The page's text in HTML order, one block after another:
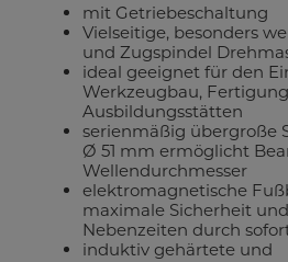
mit Getriebeschaltung
Vielseitige, besonders
und Zugspindel
ideal geeignet für den
Werkzeugbau,
Ausbildungsstätten
serienmäßig übergroße
Ø 51 mm ermöglicht
Wellendurchmesser
elektromagnetische
maximale Sicherheit
Nebenzeiten durch
induktiv gehärtete und